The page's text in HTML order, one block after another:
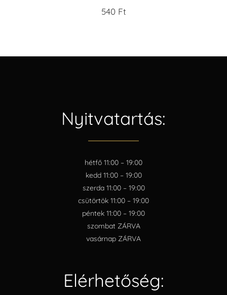
540 Ft
Nyitvatartás:
hétfő 11:00 – 19:00
kedd 11:00 – 19:00
szerda 11:00 – 19:00
csütörtök 11:00 – 19:00
péntek 11:00 – 19:00
szombat ZÁRVA
vasárnap ZÁRVA
Elérhetőség: